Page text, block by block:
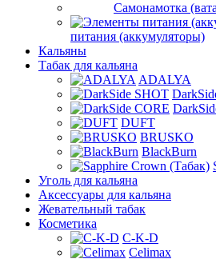
Самонамотка
питания (аккумуляторы)
Кальяны
Табак для кальяна
ADALYA
DUFT
BRUSKO
BlackBurn
Уголь для кальяна
Аксессуары для кальяна
Жевательный табак
Косметика
C-K-D
Celimax